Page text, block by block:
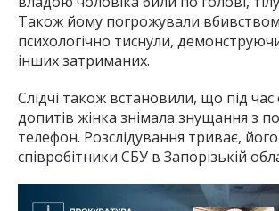
Також йому погрожували вбивством
психологічно тиснули,
інших затриманих.
Слідчі також встановили, що під час
допитів жінка знімала знущання з
телефон. Розслідування триває,
співробітники СБУ в Запорізькій